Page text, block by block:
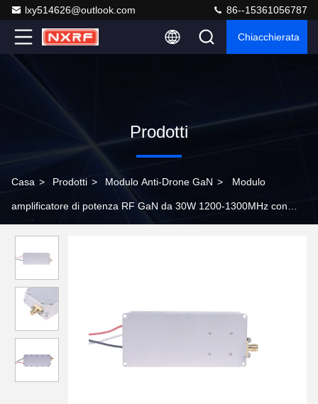
lxy514626@outlook.com 86--15361056787
Chiacchierata
Prodotti
Casa > Prodotti > Modulo Anti-Drone GaN > Modulo
amplificatore di potenza RF GaN da 30W 1200-1300MHz con